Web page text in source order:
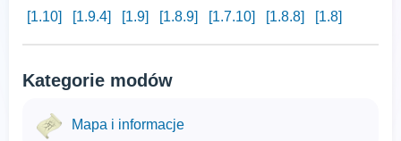
[1.10]
[1.9.4] [1.9] [1.8.9] [1.7.10] [1.8.8] [1.8]
Kategorie modów
Mapa i informacje